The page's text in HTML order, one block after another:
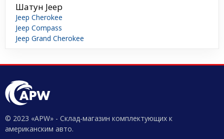
Шатун Jeep
Jeep Cherokee
Jeep Compass
Jeep Grand Cherokee
© 2023 «APW» - Склад-магазин комплектующих к
американским авто.